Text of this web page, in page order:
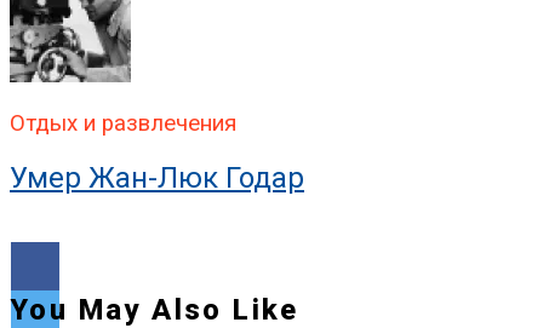
Отдых и развлечения
Умер Жан-Люк Годар
You May Also Like